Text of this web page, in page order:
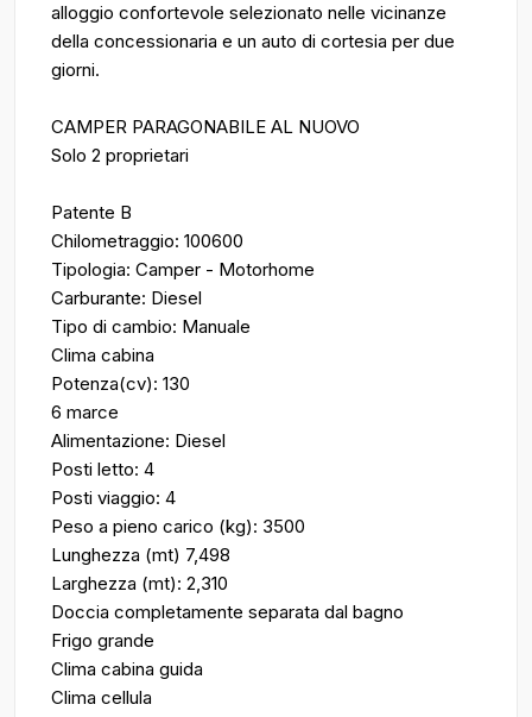
alloggio confortevole selezionato nelle vicinanze
della concessionaria e un auto di cortesia per due
giorni.
CAMPER PARAGONABILE AL NUOVO
Solo 2 proprietari
Patente B
Chilometraggio: 100600
Tipologia: Camper - Motorhome
Carburante: Diesel
Tipo di cambio: Manuale
Clima cabina
Potenza(cv): 130
6 marce
Alimentazione: Diesel
Posti letto: 4
Posti viaggio: 4
Peso a pieno carico (kg): 3500
Lunghezza (mt) 7,498
Larghezza (mt): 2,310
Doccia completamente separata dal bagno
Frigo grande
Clima cabina guida
Clima cellula